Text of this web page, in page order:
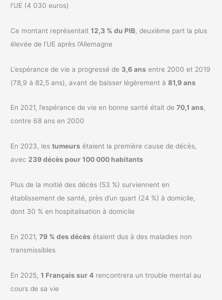
l’UE (4 030 euros)
Ce montant représentait12,3 % du PIB, deuxième part la plus
élevée de l’UE après l’Allemagne
L’espérance de vie a progressé de 3,6 ans entre 2000 et 2019
(78,9 à 82,5 ans), avant de baisser légèrement à81,9 ans
En 2021, l’espérance de vie en bonne santé était de70,1 ans,
contre 68 ans en 2000
En 2023, lestumeurs étaient la première cause de décès,
avec 239 décès pour 100 000 habitants
Plus de la moitié des décès (53 %) surviennent en
établissement de santé, près d’un quart (24 %) à domicile,
dont 30 % en hospitalisation à domicile
En 2021,79 % des décès étaient dus à des maladies non
transmissibles
En 2025,1 Français sur 4 rencontrera un trouble mental au
cours de sa vie